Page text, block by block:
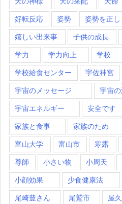
好転反応 姿勢 姿勢を正し
嬉しい出来事 子供の成長
学力 学力向上 学校
学校給食センター 宇佐神宮
宇宙のメッセージ 宇宙
宇宙エネルギー 安全です
家族と食事 家族のため
富山大学 富山市 寒露
尊師 小さい物 小周天
小顔効果 少食健康法
尾崎豊さん 尾鷲市 屋